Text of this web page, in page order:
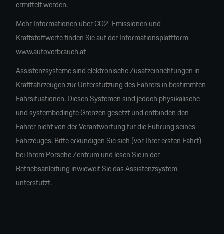
ermittelt werden.
Mehr Informationen über CO2-Emissionen und
Kraftstoffwerte finden Sie auf der Informationsplattform
www.autoverbrauch.at
Assistenzsysteme sind elektronische Zusatzeinrichtungen in
Kraftfahrzeugen zur Unterstützung des Fahrers in bestimmten
Fahrsituationen. Diesen Systemen sind jedoch physikalische
und systembedingte Grenzen gesetzt und entbinden den
Fahrer nicht von der Verantwortung für die Führung seines
Fahrzeuges. Bitte erkundigen Sie sich (vor Ihrer ersten Fahrt)
bei Ihrem Porsche Zentrum und lesen Sie in der
Betriebsanleitung inwieweit Sie das Assistenzsystem
unterstützt.